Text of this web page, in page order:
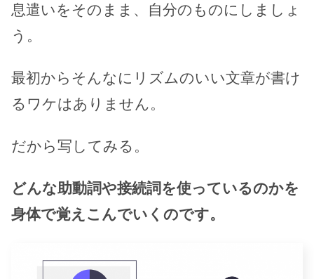
息遣いをそのまま、自分のものにしましょ
う。
最初からそんなにリズムのいい文章が書け
るワケはありません。
だから写してみる。
どんな助動詞や接続詞を使っているのかを
身体で覚えこんでいくのです。